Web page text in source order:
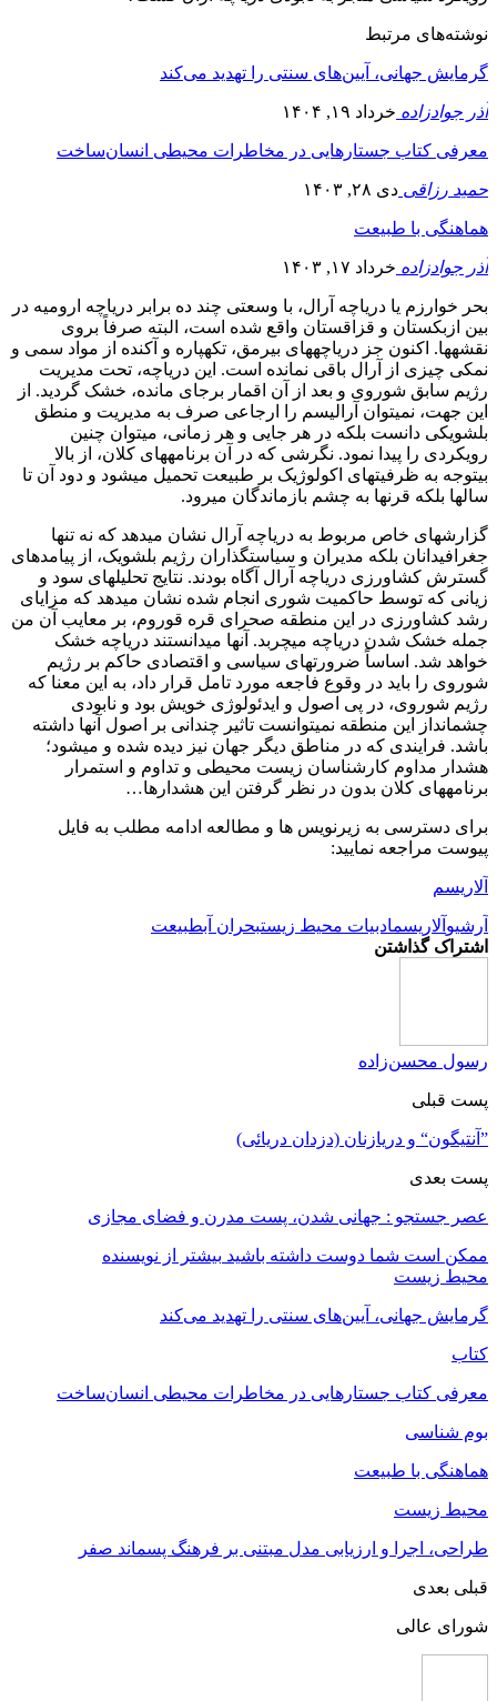
نوشته‌های مرتبط
گرمایش جهانی، آیین‌های سنتی را تهدید می‌کند
آذر جوادزاده خرداد ۱۹, ۱۴۰۴
معرفی کتاب جستارهایی در مخاطرات محیطی انسان‌ساخت
حمید رزاقی دی ۲۸, ۱۴۰۳
هماهنگی با طبیعت
آذر جوادزاده خرداد ۱۷, ۱۴۰۳
بحر خوارزم یا دریاچه آرال، با وسعتی چند ده برابر دریاچه ارومیه در
بین ازبکستان و قزاقستان واقع شده است، البته صرفاً بروی
نقشه‎ها. اکنون جز دریاچه‎های بی‎رمق، تکه‎پاره و آکنده از مواد سمی و
نمکی چیزی از آرال باقی نمانده است. این دریاچه، تحت مدیریت
رژیم سابق شوروی و بعد از آن اقمار برجای مانده، خشک گردید. از
این جهت، نمی‏توان آرالیسم را ارجاعی صرف به مدیریت و منطق
بلشویکی دانست بلکه در هر جایی و هر زمانی، می‎توان چنین
رویکردی را پیدا نمود. نگرشی که در آن برنامه‎های کلان، از بالا
بی‎توجه به ظرفیت‎های اکولوژیک بر طبیعت تحمیل می‎شود و دود آن تا
سال‎ها بلکه قرن‏ها به چشم بازماندگان می‎رود.
گزارش‎های خاص مربوط به دریاچه آرال نشان می‎دهد که نه تنها
جغرافی‎دانان بلکه مدیران و سیاست‎گذاران رژیم بلشویک، از پیامدهای
گسترش کشاورزی دریاچه آرال آگاه بودند. نتایج تحلیل‎های سود و
زیانی که توسط حاکمیت شوری انجام شده نشان می‎دهد که مزایای
رشد کشاورزی در این منطقه صحرای قره قوروم، بر معایب آن من
جمله خشک شدن دریاچه می‎چربد. آنها می‏دانستند دریاچه خشک
خواهد شد. اساساً ضرورت‎های سیاسی و اقتصادی حاکم بر رژیم
شوروی را باید در وقوع فاجعه مورد تامل قرار داد، به این معنا که
رژیم شوروی، در پی اصول و ایدئولوژی خویش بود و نابودی
چشم‏انداز این منطقه نمی‏توانست تاثیر چندانی بر اصول آنها داشته
باشد. فرایندی که در مناطق دیگر جهان نیز دیده شده و می‎شود؛
هشدار مداوم کارشناسان زیست محیطی و تداوم و استمرار
برنامه‎های کلان بدون در نظر گرفتن این هشدارها…
برای دسترسی به زیرنویس ها و مطالعه ادامه مطلب به فایل
پیوست مراجعه نمایید:
آلاریسم
آرشیو آلاریسمادبیات محیط زیستبحران آبطبیعت
اشتراک گذاشتن
رسول محسن‌زاده
پست قبلی
”آنتیگون“ و دریازنان (دزدان دریائی)
پست بعدی
عصر جستجو : جهانی شدن، پست مدرن و فضای مجازی
ممکن است شما دوست داشته باشید بیشتر از نویسنده
محیط زیست
گرمایش جهانی، آیین‌های سنتی را تهدید می‌کند
کتاب
معرفی کتاب جستارهایی در مخاطرات محیطی انسان‌ساخت
بوم شناسی
هماهنگی با طبیعت
محیط زیست
طراحی، اجرا و ارزیابی مدل مبتنی بر فرهنگ پسماند صفر
قبلی بعدی
شورای عالی